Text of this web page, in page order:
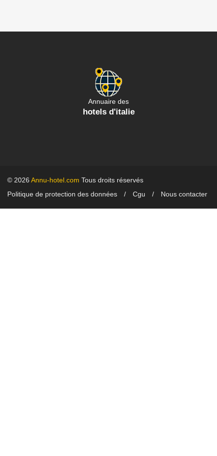
Annuaire des
hotels d'italie
© 2026 Annu-hotel.com Tous droits réservés
Politique de protection des données
Cgu Nous contacter